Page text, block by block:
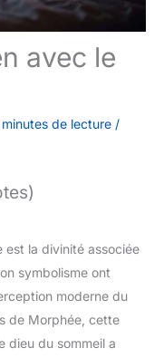
avec le
minutes de lecture /
est la divinité associée
symbolisme ont
moderne du
de Morphée, cette
dieu du sommeil a